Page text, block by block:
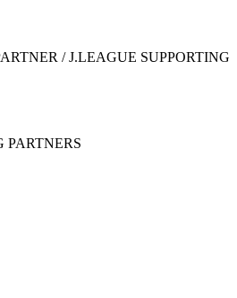
/ J.LEAGUE SUPPORTING
PARTNERS